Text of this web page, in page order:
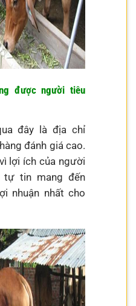
được người tiêu
đây là địa chỉ
đánh giá cao.
lợi ích của người
tự tin mang đến
nhuận nhất cho